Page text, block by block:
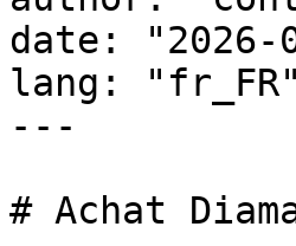
date: "2026-
lang: "fr_FR"
---
# Achat